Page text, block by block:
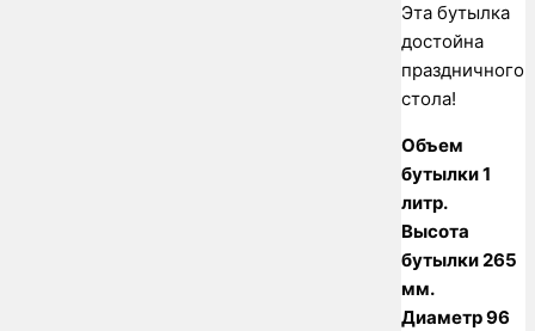
Эта бутылка
достойна
праздничного
стола!
Объем
бутылки 1
литр.
Высота
бутылки 265
мм.
Диаметр 96